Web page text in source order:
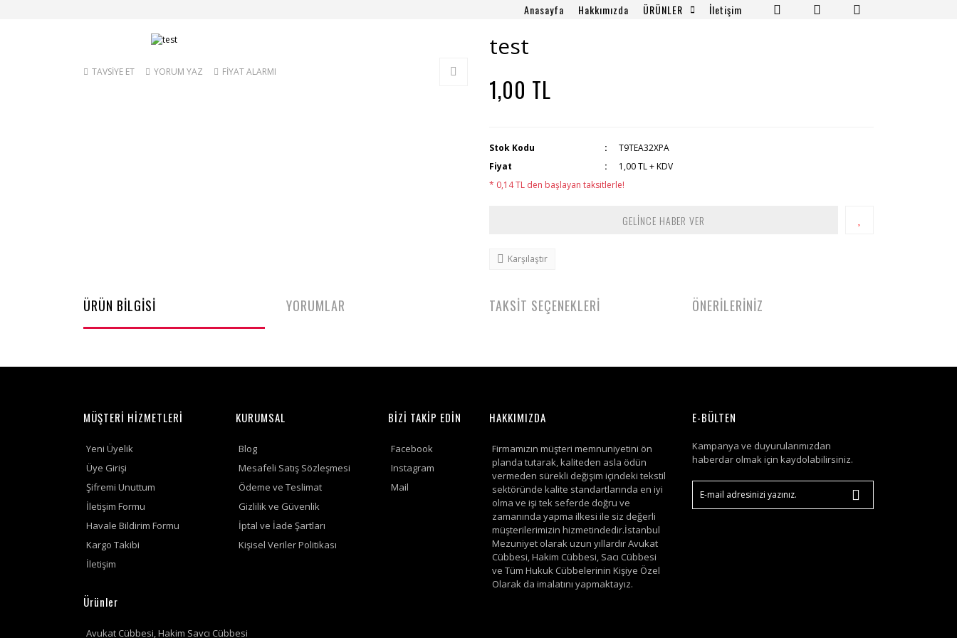
Anasayfa Hakkımızda ÜRÜNLER İletişim
TAVSİYE ET YORUM YAZ FİYAT ALARMI
test
1,00 TL
Stok Kodu
T9TEA32XPA
Fiyat
1,00 TL + KDV
* 0,14 TL den başlayan taksitlerle!
GELİNCE HABER VER
Karşılaştır
ÜRÜN BİLGİSİ YORUMLAR TAKSİT SEÇENEKLERİ ÖNERİLERİNİZ
MÜŞTERİ HİZMETLERİ
Yeni Üyelik
Üye Girişi
Şifremi Unuttum
İletişim Formu
Havale Bildirim Formu
Kargo Takibi
İletişim
KURUMSAL
Blog
Mesafeli Satış Sözleşmesi
Ödeme ve Teslimat
Gizlilik ve Güvenlik
İptal ve İade Şartları
Kişisel Veriler Politikası
BİZİ TAKİP EDİN
Facebook
Instagram
Mail
HAKKIMIZDA
Firmamızın müşteri memnuniyetini ön
planda tutarak, kaliteden asla ödün
vermeden sürekli değişim içindeki tekstil
sektöründe kalite standartlarında en iyi
olma ve işi tek seferde doğru ve
zamanında yapma ilkesi ile siz değerli
müşterilerimizin hizmetindedir.İstanbul
Mezuniyet olarak uzun yıllardır Avukat
Cübbesi, Hakim Cübbesi, Sacı Cübbesi
ve Tüm Hukuk Cübbelerinin Kişiye Özel
Olarak da imalatını yapmaktayız.
E-BÜLTEN
Kampanya ve duyurularımızdan
haberdar olmak için kaydolabilirsiniz.
Ürünler
Avukat Cübbesi, Hakim Savcı Cübbesi